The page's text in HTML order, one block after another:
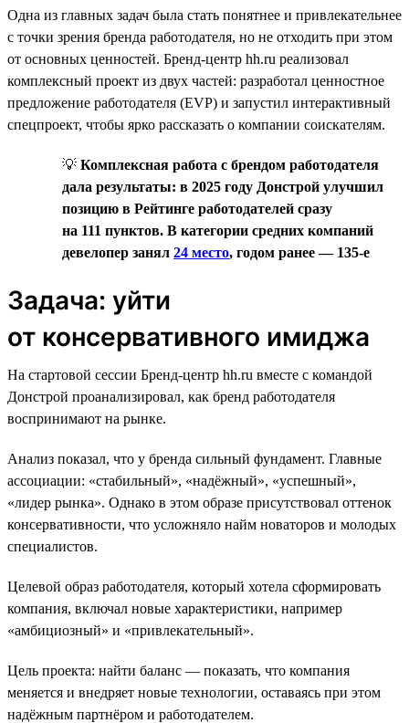
Одна из главных задач была стать понятнее и привлекательнее
с точки зрения бренда работодателя, но не отходить при этом
от основных ценностей. Бренд-центр hh.ru реализовал
комплексный проект из двух частей: разработал ценностное
предложение работодателя (EVP) и запустил интерактивный
спецпроект, чтобы ярко рассказать о компании соискателям.
💡 Комплексная работа с брендом работодателя
дала результаты: в 2025 году Донстрой улучшил
позицию в Рейтинге работодателей сразу
на 111 пунктов. В категории средних компаний
девелопер занял 24 место, годом ранее — 135-е
Задача: уйти
от консервативного имиджа
На стартовой сессии Бренд-центр hh.ru вместе с командой
Донстрой проанализировал, как бренд работодателя
воспринимают на рынке.
Анализ показал, что у бренда сильный фундамент. Главные
ассоциации: «стабильный», «надёжный», «успешный»,
«лидер рынка». Однако в этом образе присутствовал оттенок
консервативности, что усложняло найм новаторов и молодых
специалистов.
Целевой образ работодателя, который хотела сформировать
компания, включал новые характеристики, например
«амбициозный» и «привлекательный».
Цель проекта: найти баланс — показать, что компания
меняется и внедряет новые технологии, оставаясь при этом
надёжным партнёром и работодателем.